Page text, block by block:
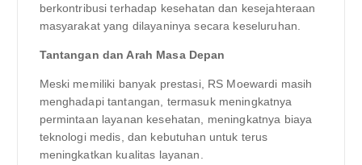
berkontribusi terhadap kesehatan dan kesejahteraan
masyarakat yang dilayaninya secara keseluruhan.
Tantangan dan Arah Masa Depan
Meski memiliki banyak prestasi, RS Moewardi masih
menghadapi tantangan, termasuk meningkatnya
permintaan layanan kesehatan, meningkatnya biaya
teknologi medis, dan kebutuhan untuk terus
meningkatkan kualitas layanan.